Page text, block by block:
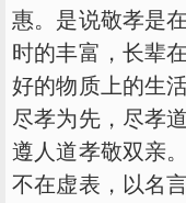
惠。是说敬孝是
时的丰富，长辈
好的物质上的生
尽孝为先，尽孝
遵人道孝敬双亲
不在虚表，以名